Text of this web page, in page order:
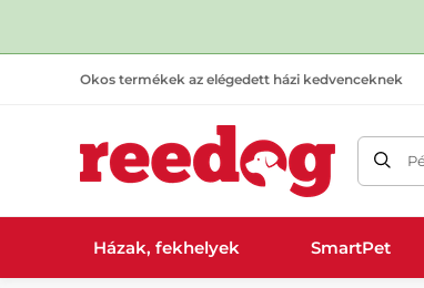
Okos termékek az elégedett házi kedvenceknek
Házak, fekhelyek SmartPet